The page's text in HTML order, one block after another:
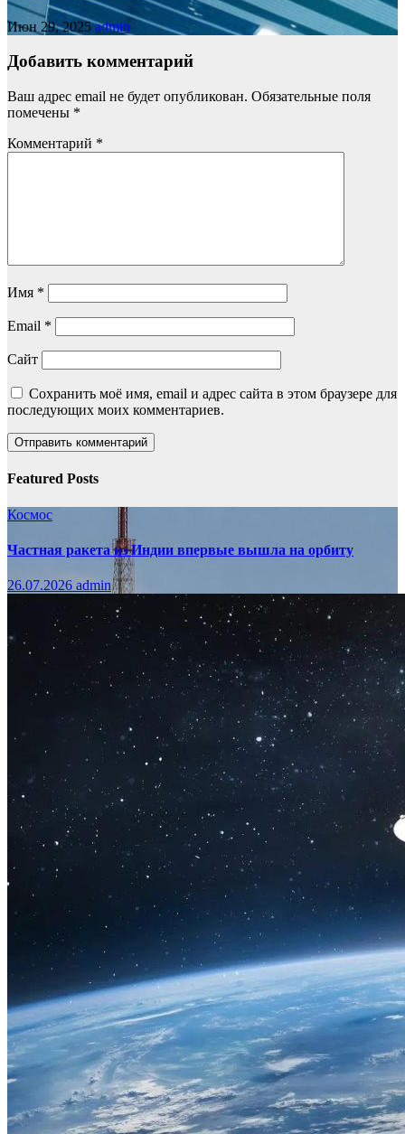
Июн 29, 2025admin
Добавить комментарий
Ваш адрес email не будет опубликован. Обязательные поля
помечены *
Комментарий *
Имя *
Email *
Сайт
Сохранить моё имя, email и адрес сайта в этом браузере для
последующих моих комментариев.
Featured Posts
Космос
Частная ракета из Индии впервые вышла на орбиту
26.07.2026 admin